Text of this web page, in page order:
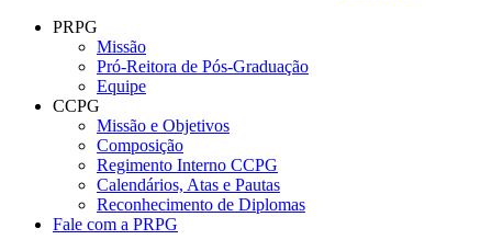
PRPG
Missão
Pró-Reitora de Pós-Graduação
Equipe
CCPG
Missão e Objetivos
Composição
Regimento Interno CCPG
Calendários, Atas e Pautas
Reconhecimento de Diplomas
Fale com a PRPG